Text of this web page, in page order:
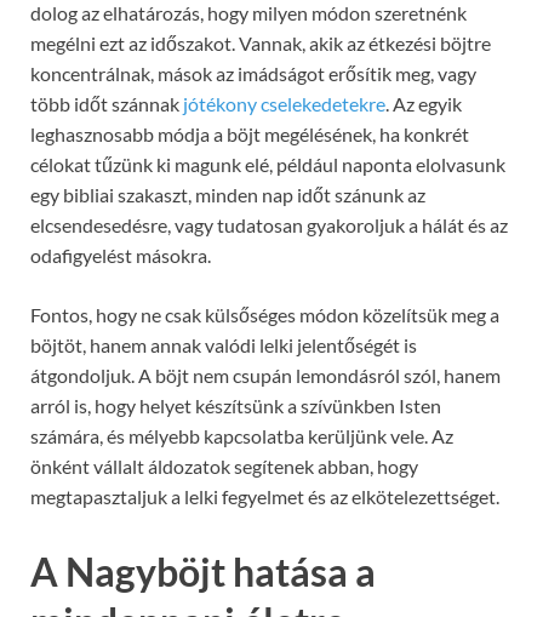
dolog az elhatározás, hogy milyen módon szeretnénk
megélni ezt az időszakot. Vannak, akik az étkezési böjtre
koncentrálnak, mások az imádságot erősítik meg, vagy
több időt szánnak jótékony cselekedetekre. Az egyik
leghasznosabb módja a böjt megélésének, ha konkrét
célokat tűzünk ki magunk elé, például naponta elolvasunk
egy bibliai szakaszt, minden nap időt szánunk az
elcsendesedésre, vagy tudatosan gyakoroljuk a hálát és az
odafigyelést másokra.
Fontos, hogy ne csak külsőséges módon közelítsük meg a
böjtöt, hanem annak valódi lelki jelentőségét is
átgondoljuk. A böjt nem csupán lemondásról szól, hanem
arról is, hogy helyet készítsünk a szívünkben Isten
számára, és mélyebb kapcsolatba kerüljünk vele. Az
önként vállalt áldozatok segítenek abban, hogy
megtapasztaljuk a lelki fegyelmet és az elkötelezettséget.
A Nagyböjt hatása a